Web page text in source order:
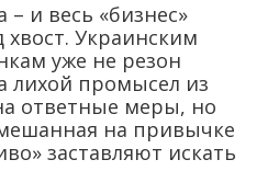
и весь «бизнес»
хвост. Украинским
уже не резон
лихой промысел из
ответные меры, но
на привычке
заставляют искать